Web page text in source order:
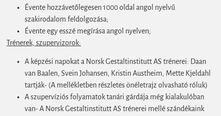
Évente hozzávetőlegesen 1000 oldal angol nyelvű
szakirodalom feldolgozása;
Évente egy esszé megírása angol nyelven;
Trénerek, szupervizorok:
A képzési napokat a Norsk Gestaltinstitutt AS trénerei: Daan
van Baalen, Svein Johansen, Kristin Austheim, Mette Kjeldahl
tartják- (A mellékletben részletes önéletrajz olvasható róluk)
A szupervíziós folyamatok tanári gárdája még kialakulóban
van- A Norsk Gestaltinstitutt AS trénerei mellé szándékaink